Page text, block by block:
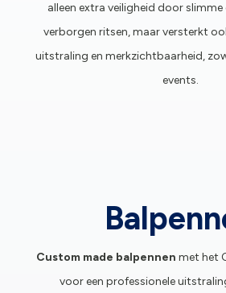
alleen extra veiligheid door
verborgen ritsen, maar versterkt
uitstraling en merkzichtbaarheid,
events.
Custom made balpennen met het
voor een professionele